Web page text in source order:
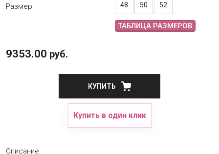
Размер 48 50 52
ТАБЛИЦА РАЗМЕРОВ
9353.00 руб.
КУПИТЬ
Купить в один клик
Описание